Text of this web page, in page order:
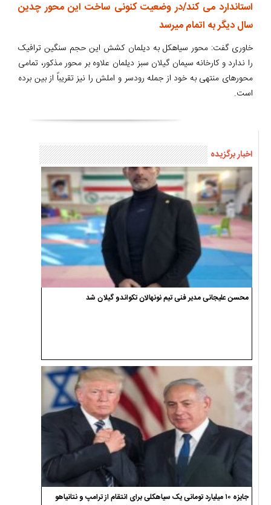
استاندارد می کند/در وضعیت کنونی ساخت این محور چدین
سال دیگر به اتمام میرسد
خاوری گفت: محور سیاهکل به دیلمان کشش این حجم سنگین ترافیک
را ندارد و کارخانه سیمان گیلان سبز دیلمان علاوه بر محور مذکور، تمامی
محورهای منتهی به خود از جمله رودسر و املش را نیز تقریباً از بین برده
است.
اخبار برگزیده
محسن علیجانی مدیر فنی تیم نونهالان تکواندو گیلان شد
جایزه ۱۰ میلیارد تومانی یک سیاهکلی برای انتقام از ترامپ و نتانیاهو